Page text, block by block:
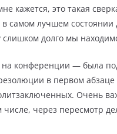
кажется, это такая
самом лучшем состоянии
долго мы
конференции — была
в первом
Очень
числе, через пересмотр